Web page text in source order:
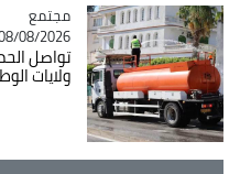
Catégorie
مجتمع
08/08/2026 - 18:49
تواصل
ولايات الوطن